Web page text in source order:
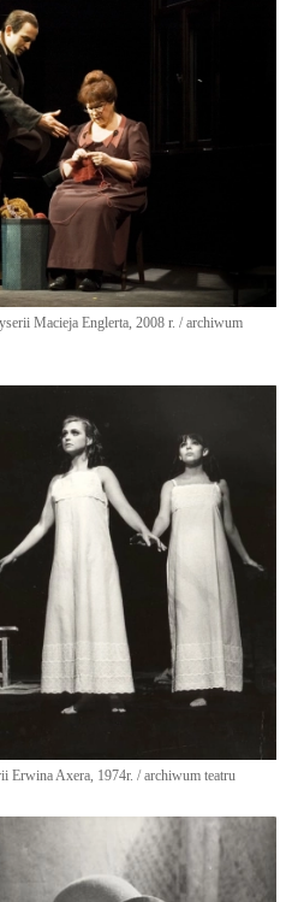
Macieja Englerta, 2008 r. / archiwum
Erwina Axera, 1974r. / archiwum teatru